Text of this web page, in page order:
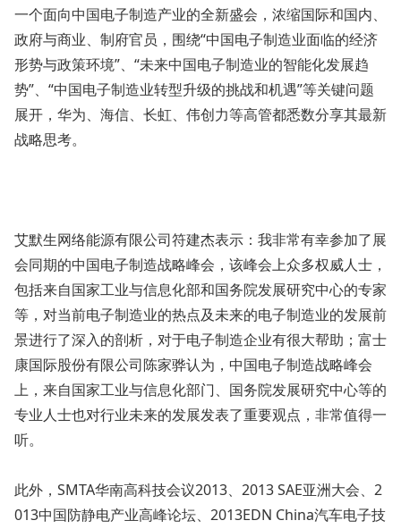
一个面向中国电子制造产业的全新盛会，浓缩国际和国内、
政府与商业、制府官员，围绕“中国电子制造业面临的经济
形势与政策环境”、“未来中国电子制造业的智能化发展趋
势”、“中国电子制造业转型升级的挑战和机遇”等关键问题
展开，华为、海信、长虹、伟创力等高管都悉数分享其最新
战略思考。
艾默生网络能源有限公司符建杰表示：我非常有幸参加了展
会同期的中国电子制造战略峰会，该峰会上众多权威人士，
包括来自国家工业与信息化部和国务院发展研究中心的专家
等，对当前电子制造业的热点及未来的电子制造业的发展前
景进行了深入的剖析，对于电子制造企业有很大帮助；富士
康国际股份有限公司陈家骅认为，中国电子制造战略峰会
上，来自国家工业与信息化部门、国务院发展研究中心等的
专业人士也对行业未来的发展发表了重要观点，非常值得一
听。
此外，SMTA华南高科技会议2013、2013 SAE亚洲大会、2
013中国防静电产业高峰论坛、2013EDN China汽车电子技